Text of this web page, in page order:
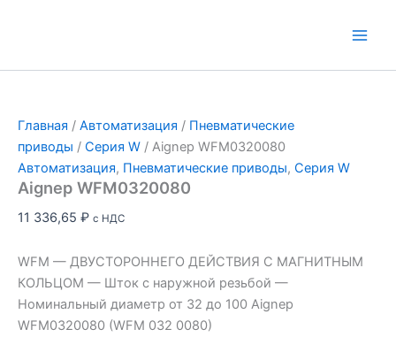
Главная / Автоматизация / Пневматические
приводы / Серия W / Aignep WFM0320080
Автоматизация, Пневматические приводы, Серия W
Aignep WFM0320080
11 336,65 ₽ с НДС
WFM — ДВУСТОРОННЕГО ДЕЙСТВИЯ С МАГНИТНЫМ
КОЛЬЦОМ — Шток с наружной резьбой —
Номинальный диаметр от 32 до 100 Aignep
WFM0320080 (WFM 032 0080)